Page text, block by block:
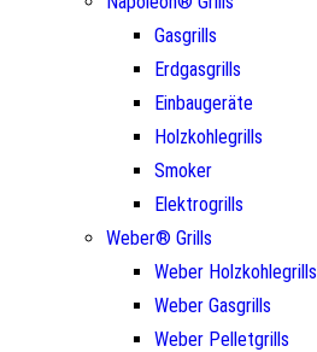
Gasgrills
Erdgasgrills
Einbaugeräte
Holzkohlegrills
Smoker
Elektrogrills
Weber® Grills
Weber Holzkohlegrills
Weber Gasgrills
Weber Pelletgrills